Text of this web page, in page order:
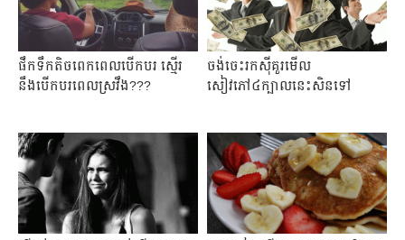
ផឹក​ទឹក​តិច​ពេកពេល​បើកបរ ស្មើរ
នឹងបើកបរ​ពេល​ស្រវឹង???
ចង់ចេះរកស៊ីគួរមើល
សៀវភៅ៤ក្បាលនេះសិនទៅ